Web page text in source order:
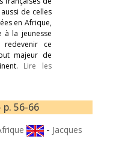
de celles
en Afrique,
à la jeunesse
ce
majeur de
Lire les
p. 56-66
- Jacques